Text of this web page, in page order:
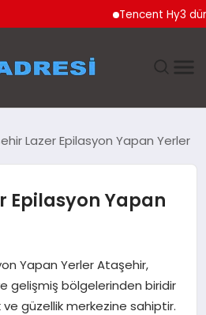
Tencent Hy3 dünya
Lazer Epilasyon Yapan Yerler
Epilasyon Yapan
Yapan Yerler Ataşehir,
gelişmiş bölgelerinden biridir
güzellik merkezine sahiptir.